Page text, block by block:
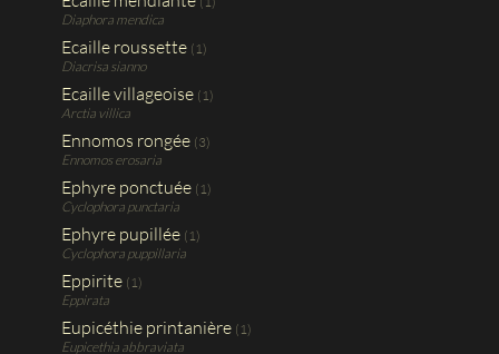
Diaphora mendica
Ecaille roussette (1)
Diacrisa sianno
Ecaille villageoise (1)
Arctia villica
Ennomos rongée (3)
Ennomos erosaria
Ephyre ponctuée (1)
Cyclophora punctaria
Ephyre pupillée (1)
Cyclophora puppillaria
Eppirite (1)
Eppirata
Eupicéthie printanière (1)
Eupicethia abbraviata